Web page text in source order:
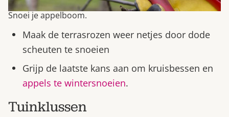
Snoei je appelboom.
Maak de terrasrozen weer netjes door dode
scheuten te snoeien
Grijp de laatste kans aan om kruisbessen en
appels te wintersnoeien.
Tuinklussen